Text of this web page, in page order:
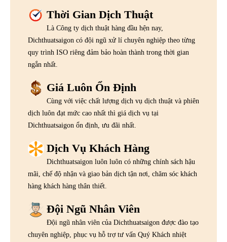
Thời Gian Dịch Thuật
Là Công ty dịch thuật hàng đầu hện nay,
Dichthuatsaigon có đội ngũ xử lí chuyên nghiệp theo từng
quy trình ISO riêng đảm bảo hoàn thành trong thời gian
ngắn nhất.
Giá Luôn Ổn Định
Cùng với việc chất lượng dịch vụ dịch thuật và phiên
dịch luôn đạt mức cao nhất thì giá dịch vụ tại
Dichthuatsaigon ổn định, ưu đãi nhất.
Dịch Vụ Khách Hàng
Dichthuatsaigon luôn luôn có những chính sách hậu
mãi, chế độ nhận và giao bản dịch tận nơi, chăm sóc khách
hàng khách hàng thân thiết.
Đội Ngũ Nhân Viên
Đội ngũ nhân viên của Dichthuatsaigon được đào tạo
chuyên nghiệp, phục vụ hỗ trợ tư vấn Quý Khách nhiệt